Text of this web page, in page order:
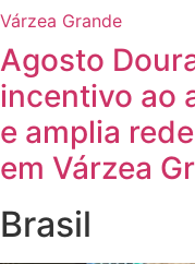
Várzea Grande
Agosto
incentivo ao
e amplia
em Várzea
Brasil